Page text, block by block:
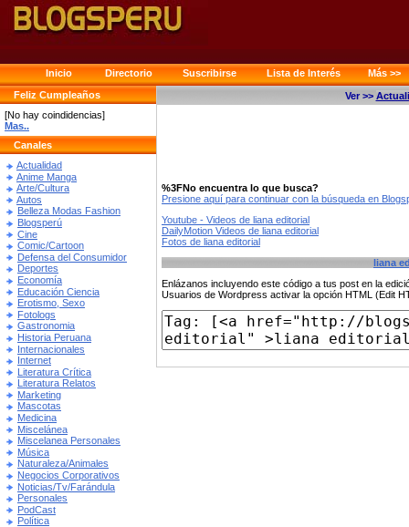
Inicio Directorio Suscribirse Lista de Interés
Más >>
Feliz Cumpleaños
[No hay coindidencias]
Mas..
Canales
Actualidad
Anime Manga
Arte/Cultura
Autos
Belleza Modas Fashion
Blogsperú
Cine
Comic/Cartoon
Defensa del Consumidor
Deportes
Economía
Educación Ciencia
Erotismo, Sexo
Fotologs
Gastronomia
Historia Peruana
Internacionales
Internet
Literatura Crítica
Literatura Relatos
Marketing
Mascotas
Medicina
Miscelánea
Miscelanea Personales
Música
Naturaleza/Animales
Negocios Corporativos
Noticias/Tv/Farándula
Personales
PodCast
Política
Ver >>
%3FNo encuentra lo que busca?
Presione aquí para continuar con la búsqueda en
Youtube - Videos de liana editorial
DailyMotion Videos de liana editorial
Fotos de liana editorial
liana
Enlázanos incluyendo este código a tus post en la
Usuarios de Wordpress activar la opción HTML (Edit